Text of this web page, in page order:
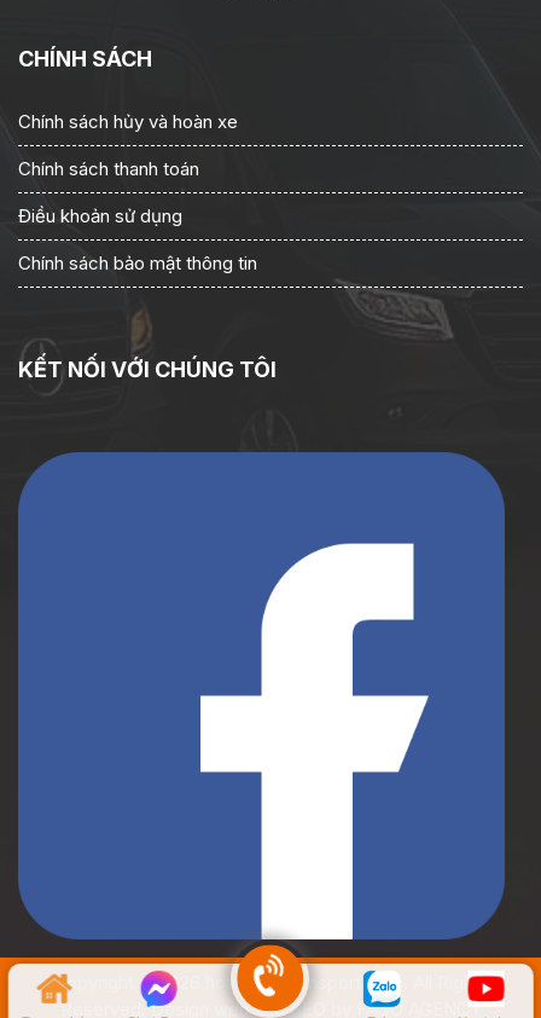
CHÍNH SÁCH
Chính sách hủy và hoàn xe
Chính sách thanh toán
Điều khoản sử dụng
Chính sách bảo mật thông tin
KẾT NỐI VỚI CHÚNG TÔI
Copyright © 2026 hoangphutransport.com. All Rights
Reserved. Design web and SEO by FAGO AGENCY